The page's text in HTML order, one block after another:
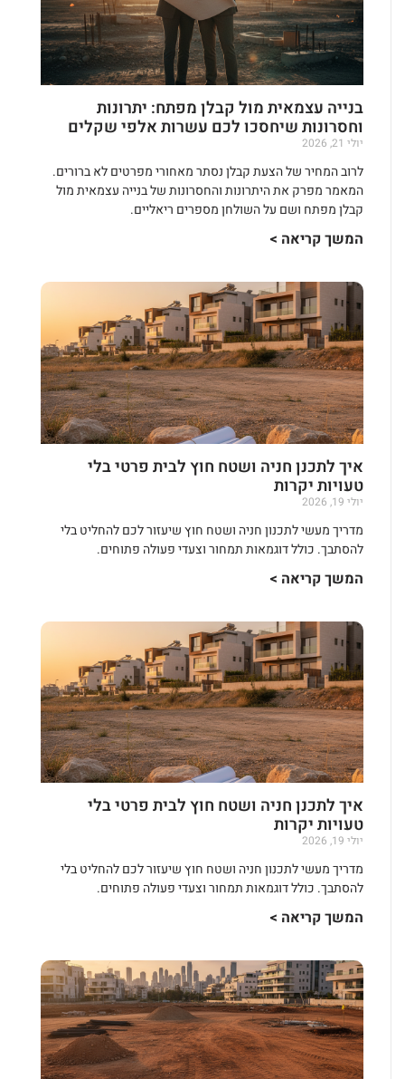
בנייה עצמאית מול קבלן מפתח: יתרונות
וחסרונות שיחסכו לכם עשרות אלפי שקלים
יולי 21, 2026
לרוב המחיר של הצעת קבלן נסתר מאחורי מפרטים לא ברורים.
המאמר מפרק את היתרונות והחסרונות של בנייה עצמאית מול
קבלן מפתח ושם על השולחן מספרים ריאליים.
המשך קריאה >
איך לתכנן חניה ושטח חוץ לבית פרטי בלי
טעויות יקרות
יולי 19, 2026
מדריך מעשי לתכנון חניה ושטח חוץ שיעזור לכם להחליט בלי
להסתבך. כולל דוגמאות תמחור וצעדי פעולה פתוחים.
המשך קריאה >
איך לתכנן חניה ושטח חוץ לבית פרטי בלי
טעויות יקרות
יולי 19, 2026
מדריך מעשי לתכנון חניה ושטח חוץ שיעזור לכם להחליט בלי
להסתבך. כולל דוגמאות תמחור וצעדי פעולה פתוחים.
המשך קריאה >